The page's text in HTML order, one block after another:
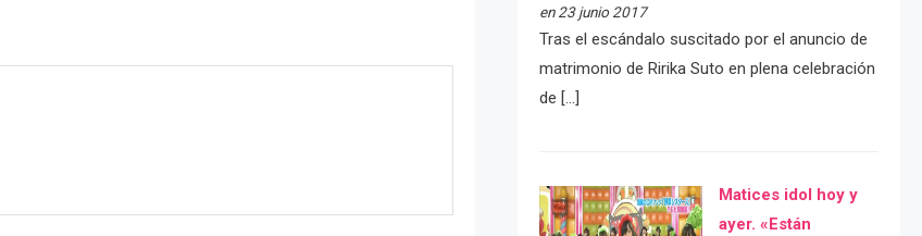
en 23 junio 2017
Tras el escándalo suscitado por el anuncio de
matrimonio de Ririka Suto en plena celebración
de […]
Matices idol hoy y
ayer. «Están